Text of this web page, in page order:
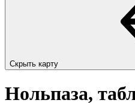
Скрыть карту
Нольпаза,